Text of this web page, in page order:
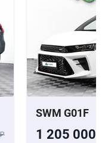
SWM G01F
1 205 000